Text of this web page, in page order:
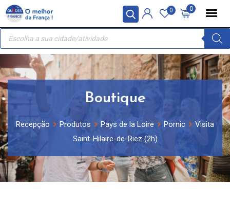
Painel de Gerenciamento de Cookies
Skip
content
0
0
Recherche
produits
Boutique
Recepção Produtos Pays de la Loire Pornic
Visita
Saint-Hilaire-de-Riez (2h)